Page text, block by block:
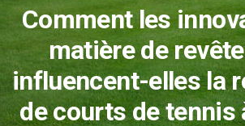
Comment les
matière de
influencent-elles la
de courts de tennis